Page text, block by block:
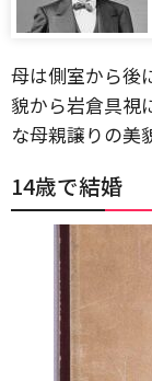
母は側室から後
貌から岩倉具視
な母親譲りの美
14歳で結婚